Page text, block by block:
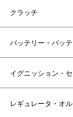
クラッチ
バッテリー・バッ
イグニッション・
レギュレータ・オ